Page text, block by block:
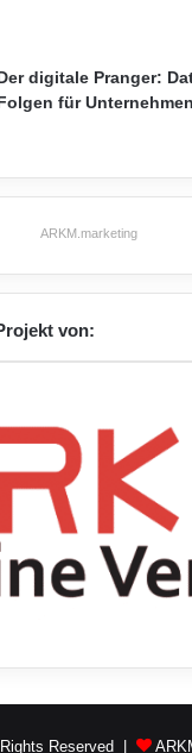
digitale Pranger:
für Unternehmen
ARKM.marketing
von:
Reserved |